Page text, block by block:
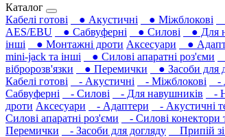
Каталог
Кабелі готові
● Акустичні ● Міжблокові
AES/EBU
● Сабвуферні ● Силові ● Для
інші
● Монтажні дроти Аксесуари ●
mini-jack та інші
● Силові апаратні роз'єми
вібророзв'язки
● Перемички ● Засоби для
Кабелі готові
- Акустичні - Міжблокові -
Сабвуферні
- Силові - Для навушників‎ -
дроти Аксесуари - Адаптери - Акустичні
Силові апаратні роз'єми
- Силові конектори
Перемички
- Засоби для догляду Припій зі